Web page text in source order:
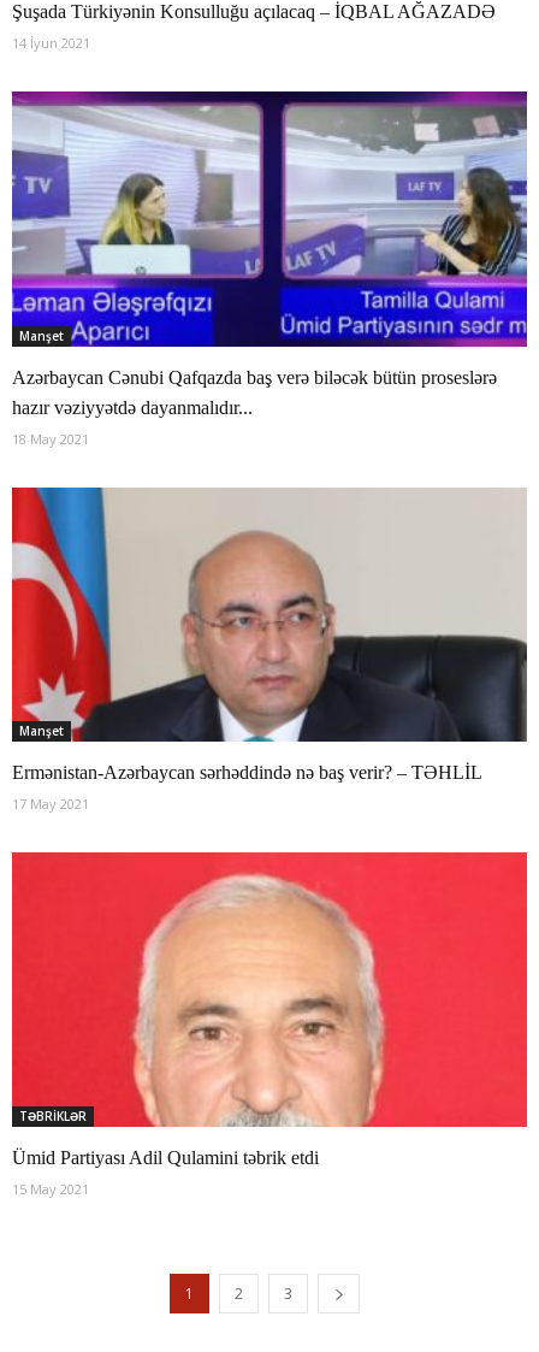
Şuşada Türkiyənin Konsulluğu açılacaq – İQBAL AĞAZADƏ
14 İyun 2021
Manşet
Azərbaycan Cənubi Qafqazda baş verə biləcək bütün proseslərə
hazır vəziyyətdə dayanmalıdır...
18 May 2021
Manşet
Ermənistan-Azərbaycan sərhəddində nə baş verir? – TƏHLİL
17 May 2021
TƏBRİKLƏR
Ümid Partiyası Adil Qulamini təbrik etdi
15 May 2021
1 2 3